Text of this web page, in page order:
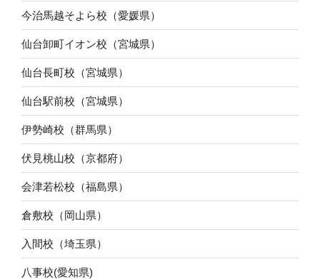
今治馬越そよら校（愛媛県）
仙台卸町イオン校（宮城県）
仙台長町校（宮城県）
仙台駅前校（宮城県）
伊勢崎校（群馬県）
伏見桃山校（京都府）
会津若松校（福島県）
倉敷校（岡山県）
入間校（埼玉県）
八事校(愛知県)